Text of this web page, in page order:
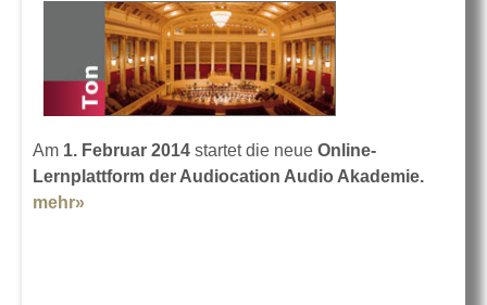
Am 1. Februar 2014 startet die neue Online-
Lernplattform der Audiocation Audio Akademie.
mehr»